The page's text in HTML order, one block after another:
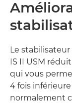
Le
IS II USM
qui vous
4 fois
normalement